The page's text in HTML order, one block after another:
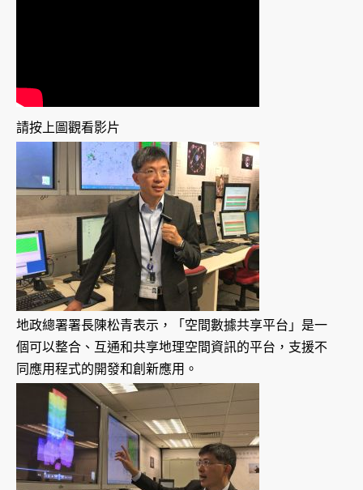
請按上圖觀看影片
地政總署署長陳松青表示，「空間數據共享平台」是一
個可以整合、互通和共享地理空間資訊的平台，支援不
同應用程式的開發和創新應用。